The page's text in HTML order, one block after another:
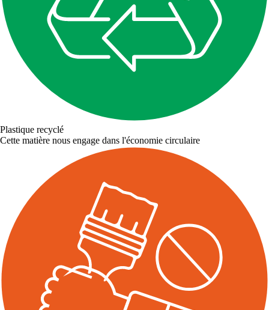
Plastique recyclé
Cette matière nous engage dans l'économie circulaire